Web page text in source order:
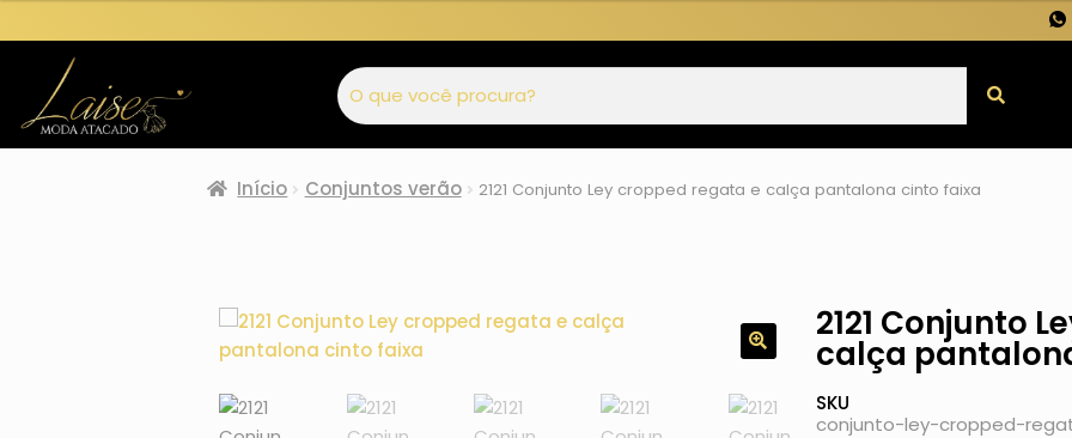
Início Conjuntos verão 2121 Conjunto Ley cropped regata e calça pantalona cinto faixa
2121 Conjunto
calça
SKU
conjunto-ley-cropped-